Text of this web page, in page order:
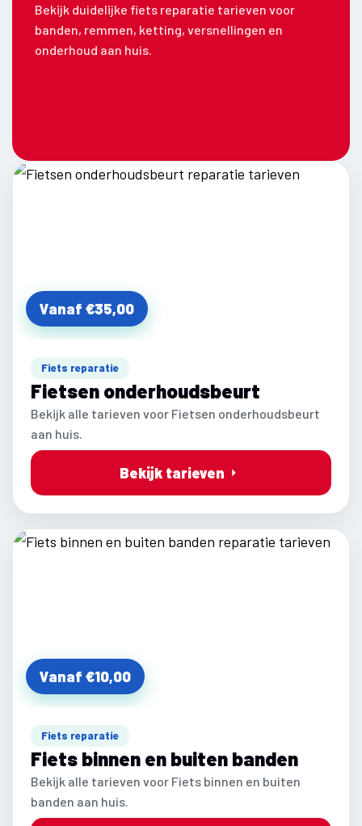
Bekijk duidelijke fiets reparatie tarieven voor
banden, remmen, ketting, versnellingen en
onderhoud aan huis.
Vanaf €35,00
Fiets reparatie
Fietsen onderhoudsbeurt
Bekijk alle tarieven voor Fietsen onderhoudsbeurt
aan huis.
Bekijk tarieven
Vanaf €10,00
Fiets reparatie
Fiets binnen en buiten banden
Bekijk alle tarieven voor Fiets binnen en buiten
banden aan huis.